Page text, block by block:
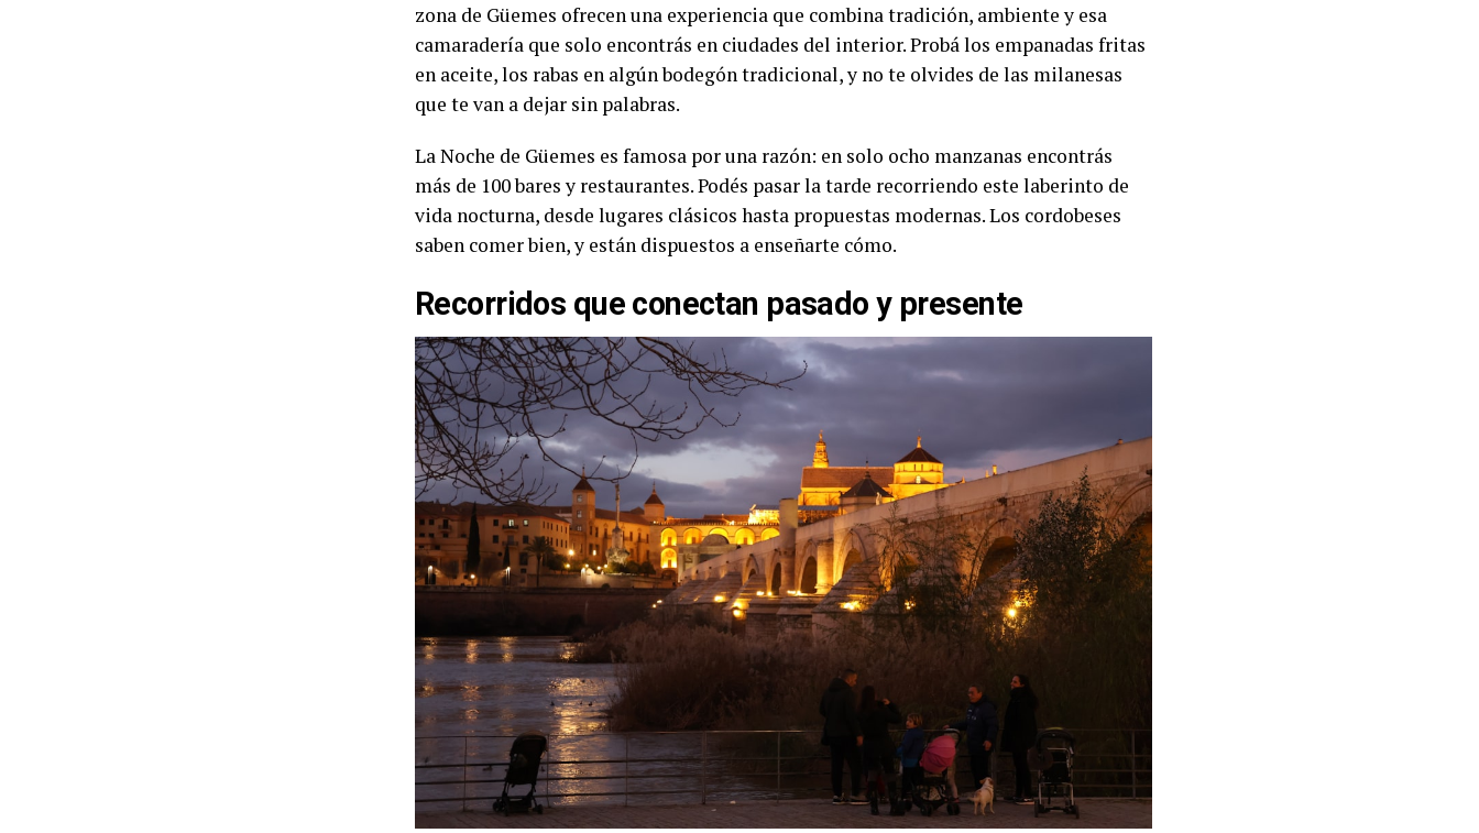
zona de Güemes ofrecen una experiencia que combina tradición, ambiente y esa
camaradería que solo encontrás en ciudades del interior. Probá los empanadas fritas
en aceite, los rabas en algún bodegón tradicional, y no te olvides de las milanesas
que te van a dejar sin palabras.
La Noche de Güemes es famosa por una razón: en solo ocho manzanas encontrás
más de 100 bares y restaurantes. Podés pasar la tarde recorriendo este laberinto de
vida nocturna, desde lugares clásicos hasta propuestas modernas. Los cordobeses
saben comer bien, y están dispuestos a enseñarte cómo.
Recorridos que conectan pasado y presente